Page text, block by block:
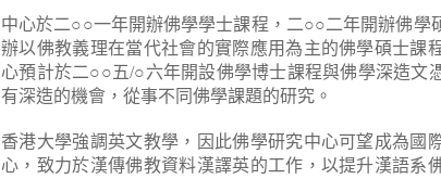
中心於二○○一年開辦佛學學士課程，二○○二年開辦佛學
辦以佛教義理在當代社會的實際應用為主的佛學碩士課
心預計於二○○五/○六年開設佛學博士課程與佛學深造文
有深造的機會，從事不同佛學課題的研究。
香港大學強調英文教學，因此佛學研究中心可望成為國
心，致力於漢傳佛教資料漢譯英的工作，以提升漢語系